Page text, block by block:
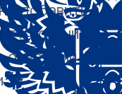
добавить в
и получить
ответами и